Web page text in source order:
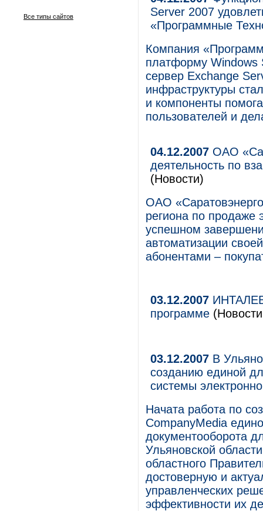
Все типы сайтов
Server 2007
«Программные
Компания
платформу Windows
сервер Exchange
инфраструктуры
и компоненты
пользователей и
04.12.2007 ОАО
деятельность по
(Новости)
ОАО
региона по продаже
успешном
автоматизации
абонентами –
03.12.2007 ИНТАЛЕВ
программе
03.12.2007 В
созданию единой
системы
Начата работа по
CompanyMedia
документооборота
Ульяновской
областного
достоверную и
управленческих
эффективности их